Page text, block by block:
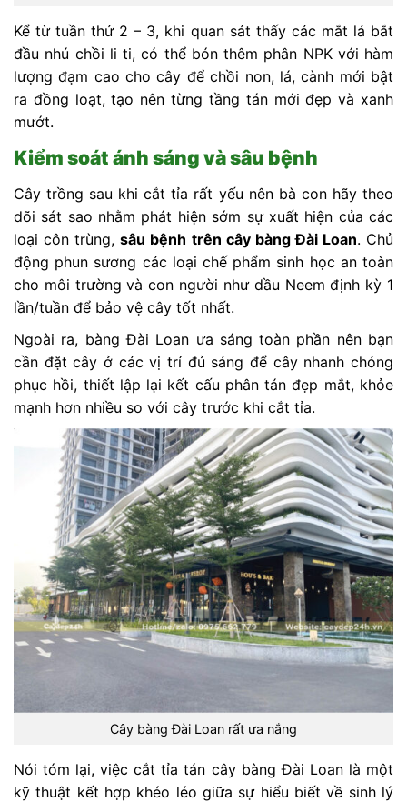
Kể từ tuần thứ 2 – 3, khi quan sát thấy các mắt lá bắt
đầu nhú chồi li ti, có thể bón thêm phân NPK với hàm
lượng đạm cao cho cây để chồi non, lá, cành mới bật
ra đồng loạt, tạo nên từng tầng tán mới đẹp và xanh
mướt.
Kiểm soát ánh sáng và sâu bệnh
Cây trồng sau khi cắt tỉa rất yếu nên bà con hãy theo
dõi sát sao nhằm phát hiện sớm sự xuất hiện của các
loại côn trùng,sâu bệnh trên cây bàng Đài Loan. Chủ
động phun sương các loại chế phẩm sinh học an toàn
cho môi trường và con người như dầu Neem định kỳ 1
lần/tuần để bảo vệ cây tốt nhất.
Ngoài ra, bàng Đài Loan ưa sáng toàn phần nên bạn
cần đặt cây ở các vị trí đủ sáng để cây nhanh chóng
phục hồi, thiết lập lại kết cấu phân tán đẹp mắt, khỏe
mạnh hơn nhiều so với cây trước khi cắt tỉa.
Cây bàng Đài Loan rất ưa nắng
Nói tóm lại, việc cắt tỉa tán cây bàng Đài Loan là một
kỹ thuật kết hợp khéo léo giữa sự hiểu biết về sinh lý